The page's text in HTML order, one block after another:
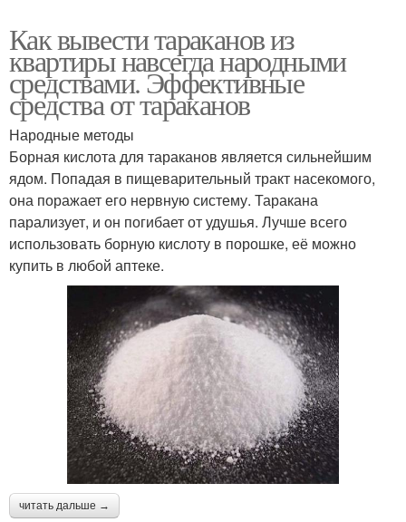
Как вывести тараканов из
квартиры навсегда народными
средствами. Эффективные
средства от тараканов
Народные методы
Борная кислота для тараканов является сильнейшим
ядом. Попадая в пищеварительный тракт насекомого,
она поражает его нервную систему. Таракана
парализует, и он погибает от удушья. Лучше всего
использовать борную кислоту в порошке, её можно
купить в любой аптеке.
читать дальше →